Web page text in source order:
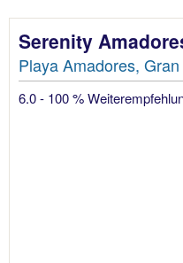
Serenity
Playa Amadores,
6.0 - 100 %